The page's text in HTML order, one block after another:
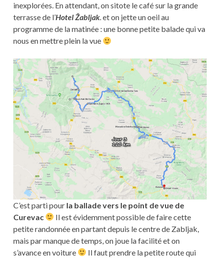
inexplorées. En attendant, on sitote le café sur la grande
terrasse de l’Hotel Žabljak. et on jette un oeil au
programme de la matinée : une bonne petite balade qui va
nous en mettre plein la vue
C’est parti pour la ballade vers le point de vue de
Curevac
Il est évidemment possible de faire cette
petite randonnée en partant depuis le centre de Zabljak,
mais par manque de temps, on joue la facilité et on
s’avance en voiture
Il faut prendre la petite route qui